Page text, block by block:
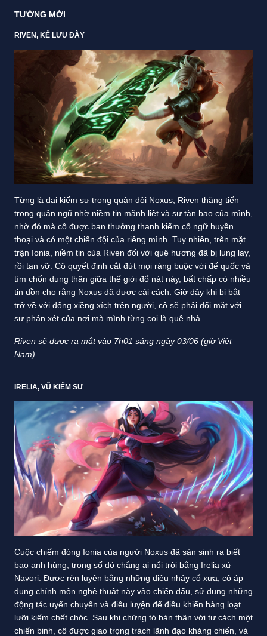
TƯỚNG MỚI
RIVEN, KẺ LƯU ĐÀY
Từng là đại kiếm sư trong quân đội Noxus, Riven thăng tiến
trong quân ngũ nhờ niềm tin mãnh liệt và sự tàn bạo của mình,
nhờ đó mà cô được ban thưởng thanh kiếm cổ ngữ huyền
thoại và có một chiến đội của riêng mình. Tuy nhiên, trên mặt
trận Ionia, niềm tin của Riven đối với quê hương đã bị lung lay,
rồi tan vỡ. Cô quyết định cắt đứt mọi ràng buộc với đế quốc và
tìm chốn dung thân giữa thế giới đổ nát này, bất chấp có nhiều
tin đồn cho rằng Noxus đã được cải cách. Giờ đây khi bị bắt
trở về với đống xiềng xích trên người, cô sẽ phải đối mặt với
sự phán xét của nơi mà mình từng coi là quê nhà...
Riven sẽ được ra mắt vào 7h01 sáng ngày 03/06 (giờ Việt
Nam).
IRELIA, VŨ KIẾM SƯ
Cuộc chiếm đóng Ionia của người Noxus đã sản sinh ra biết
bao anh hùng, trong số đó chẳng ai nổi trội bằng Irelia xứ
Navori. Được rèn luyện bằng những điệu nhảy cổ xưa, cô áp
dụng chính môn nghệ thuật này vào chiến đấu, sử dụng những
động tác uyển chuyển và điêu luyện để điều khiển hàng loạt
lưỡi kiếm chết chóc. Sau khi chứng tỏ bản thân với tư cách một
chiến binh, cô được giao trọng trách lãnh đạo kháng chiến, và